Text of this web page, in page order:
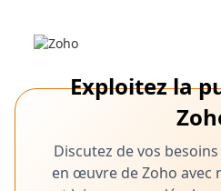
Exploitez la
Discutez de vos
en œuvre de Zoho avec